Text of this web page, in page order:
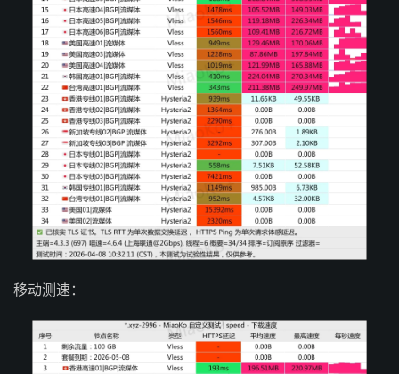
移动测速：